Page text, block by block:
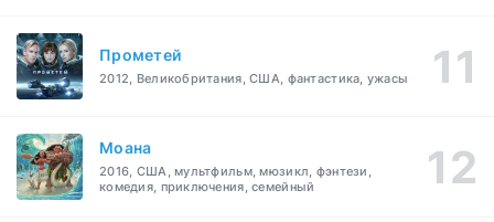
Прометей
2012, Великобритания, США, фантастика, ужасы
Моана
2016, США, мультфильм, мюзикл, фэнтези,
комедия, приключения, семейный